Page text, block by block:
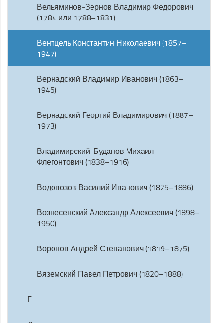
Вельяминов-Зернов Владимир Федорович
(1784 или 1788–1831)
Вентцель Константин Николаевич (1857–
1947)
Вернадский Владимир Иванович (1863–
1945)
Вернадский Георгий Владимирович (1887–
1973)
Владимирский-Буданов Михаил
Флегонтович (1838–1916)
Водовозов Василий Иванович (1825–1886)
Вознесенский Александр Алексеевич (1898–
1950)
Воронов Андрей Степанович (1819–1875)
Вяземский Павел Петрович (1820–1888)
Г